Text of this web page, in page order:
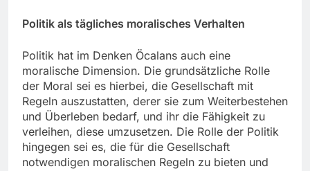
Politik als tägliches moralisches Verhalten
Politik hat im Denken Öcalans auch eine
moralische Dimension. Die grundsätzliche Rolle
der Moral sei es hierbei, die Gesellschaft mit
Regeln auszustatten, derer sie zum Weiterbestehen
und Überleben bedarf, und ihr die Fähigkeit zu
verleihen, diese umzusetzen. Die Rolle der Politik
hingegen sei es, die für die Gesellschaft
notwendigen moralischen Regeln zu bieten und